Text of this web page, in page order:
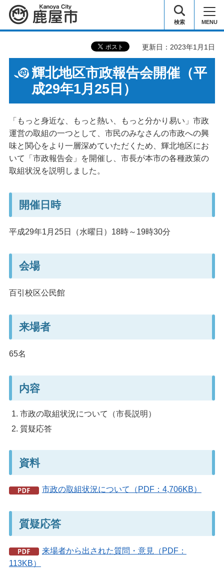
鹿屋市 検索 MENU
更新日：2023年1月1日
輝北地区市政報告会開催（平
成29年1月25日）
「もっと身近な、もっと熱い、もっと分かり易い」市政
運営の取組の一つとして、市民のみなさんの市政への興
味と関心をより一層深めていただくため、輝北地区にお
いて「市政報告会」を開催し、市長が本市の各種政策の
取組状況を説明しました。
開催日時
平成29年1月25日（水曜日）18時～19時30分
会場
百引校区公民館
来場者
65名
内容
市政の取組状況について（市長説明）
質疑応答
資料
市政の取組状況について（PDF：4,706KB）
質疑応答
来場者から出された質問・意見（PDF：
113KB）